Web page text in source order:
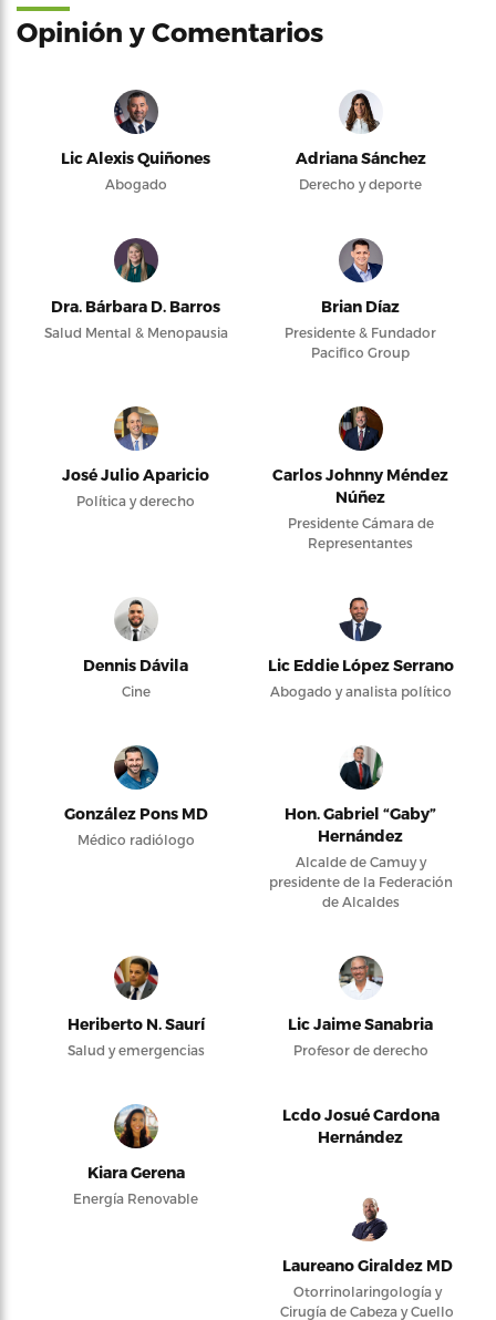
Opinión y Comentarios
Lic Alexis Quiñones
Abogado
Adriana Sánchez
Derecho y deporte
Dra. Bárbara D. Barros
Salud Mental & Menopausia
Brian Díaz
Presidente & Fundador
Pacifico Group
José Julio Aparicio
Política y derecho
Carlos Johnny Méndez
Núñez
Presidente Cámara de
Representantes
Dennis Dávila
Cine
Lic Eddie López Serrano
Abogado y analista político
González Pons MD
Médico radiólogo
Hon. Gabriel “Gaby”
Hernández
Alcalde de Camuy y
presidente de la Federación
de Alcaldes
Heriberto N. Saurí
Salud y emergencias
Lic Jaime Sanabria
Profesor de derecho
Kiara Gerena
Energía Renovable
Lcdo Josué Cardona
Hernández
Laureano Giraldez MD
Otorrinolaringología y
Cirugía de Cabeza y Cuello